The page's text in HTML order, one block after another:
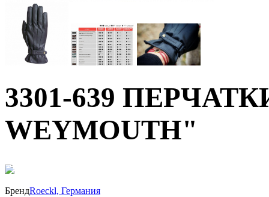
3301-639
WEYMOUTH"
40%
БрендRoeckl, Германия